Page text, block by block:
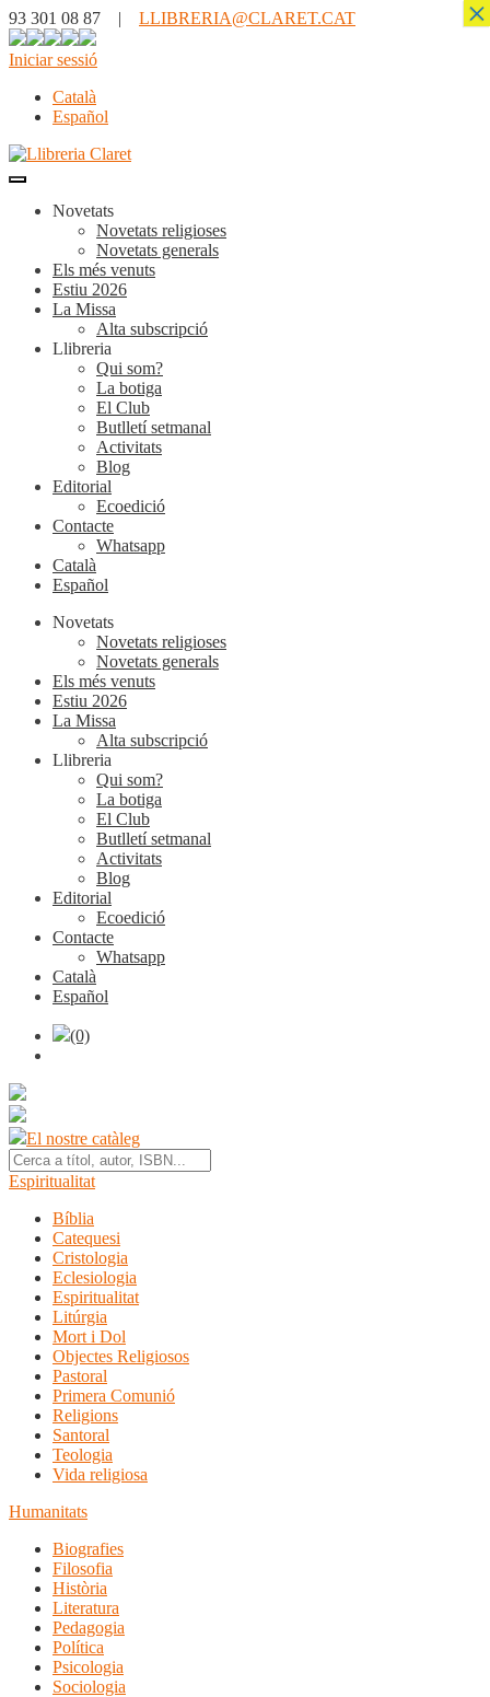
93 301 08 87 | LLIBRERIA@CLARET.CAT
Iniciar sessió
Català
Español
Novetats
Novetats religioses
Novetats generals
Els més venuts
Estiu 2026
La Missa
Alta subscripció
Llibreria
Qui som?
La botiga
El Club
Butlletí setmanal
Activitats
Blog
Editorial
Ecoedició
Contacte
Whatsapp
Català
Español
Novetats
Novetats religioses
Novetats generals
Els més venuts
Estiu 2026
La Missa
Alta subscripció
Llibreria
Qui som?
La botiga
El Club
Butlletí setmanal
Activitats
Blog
Editorial
Ecoedició
Contacte
Whatsapp
Català
Español
(0)
El nostre catàleg
Espiritualitat
Bíblia
Catequesi
Cristologia
Eclesiologia
Espiritualitat
Litúrgia
Mort i Dol
Objectes Religiosos
Pastoral
Primera Comunió
Religions
Santoral
Teologia
Vida religiosa
Humanitats
Biografies
Filosofia
Història
Literatura
Pedagogia
Política
Psicologia
Sociologia
×